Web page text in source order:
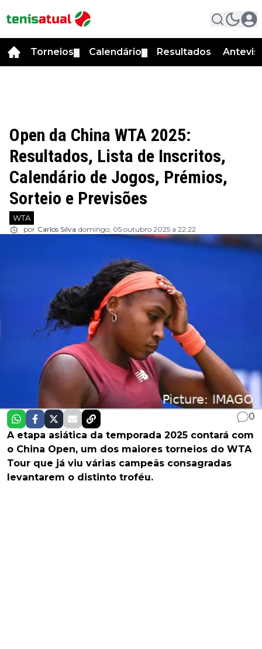
Torneios Calendário Resultados
Open da China WTA 2025:
Resultados, Lista de Inscritos,
Calendário de Jogos, Prémios,
Sorteio e Previsões
WTA
por Carlos Silva domingo, 05 outubro 2025 a 22:22
0
A etapa asiática da temporada 2025 contará com
o China Open, um dos maiores torneios do WTA
Tour que já viu várias campeãs consagradas
levantarem o distinto troféu.